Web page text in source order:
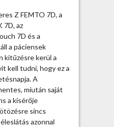
Z FEMTO 7D, a
7D, az
7D és a
a páciensek
kitűzésre kerül a
kell tudni, hogy ez a
A
miután saját
a kísérője
sincs
azonnal